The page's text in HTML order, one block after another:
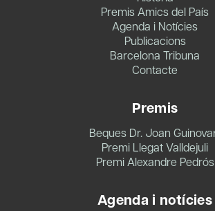
Premis Amics del País
Agenda i Notícies
Publicacions
Barcelona Tribuna
Contacte
Premis
Beques Dr. Joan
Premi Llegat Valldejuli
Premi Alexandre Pedrós
Agenda i notícies